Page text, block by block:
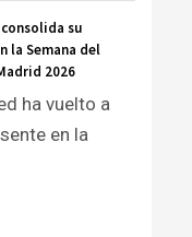
su
la Semana del
2026
ha vuelto a
en la